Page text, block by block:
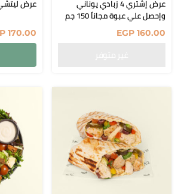
عرض إشتري 4 زبادي يوناني
وإحصل علي عبوة مجاناً 150 جم
EGP 160.00
عرض ليتشي
170.00